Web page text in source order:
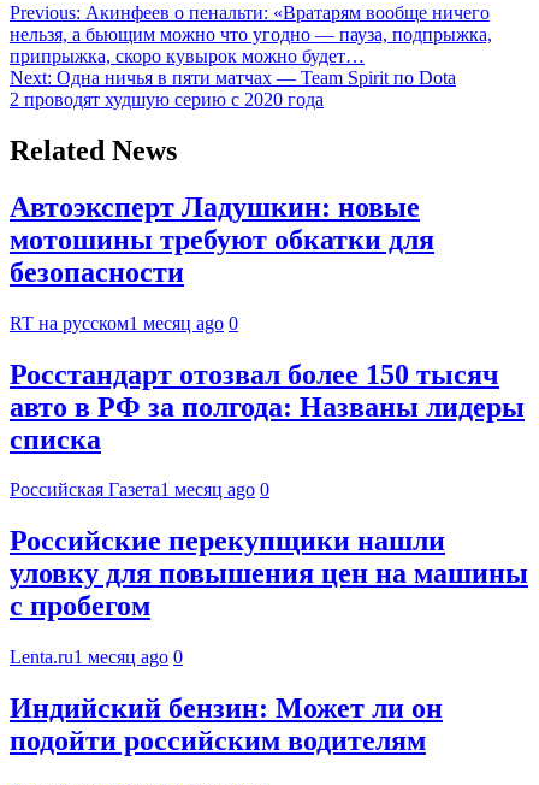
Previous: Акинфеев о пенальти: «Вратарям вообще ничего
нельзя, а бьющим можно что угодно — пауза, подпрыжка,
припрыжка, скоро кувырок можно будет…
Next: Одна ничья в пяти матчах — Team Spirit по Dota
2 проводят худшую серию с 2020 года
Related News
Автоэксперт Ладушкин: новые
мотошины требуют обкатки для
безопасности
RT на русском1 месяц ago 0
Росстандарт отозвал более 150 тысяч
авто в РФ за полгода: Названы лидеры
списка
Российская Газета1 месяц ago 0
Российские перекупщики нашли
уловку для повышения цен на машины
с пробегом
Lenta.ru1 месяц ago 0
Индийский бензин: Может ли он
подойти российским водителям